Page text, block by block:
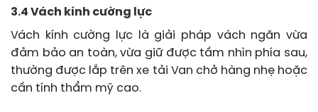
3.4 Vách kính cường lực
Vách kính cường lực là giải pháp vách ngăn vừa
đảm bảo an toàn, vừa giữ được tầm nhìn phía sau,
thường được lắp trên xe tải Van chở hàng nhẹ hoặc
cần tính thẩm mỹ cao.